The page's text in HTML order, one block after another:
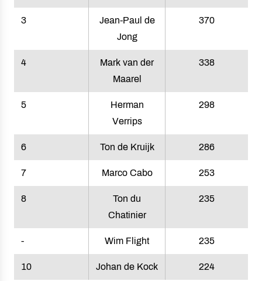
3
Jean-Paul de
Jong
370
4
Mark van der
Maarel
338
5
Herman
Verrips
298
6 Ton de Kruijk 286
7 Marco Cabo 253
8
Ton du
Chatinier
235
- Wim Flight 235
10 Johan de Kock 224